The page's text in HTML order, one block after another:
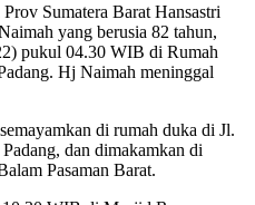
Sumatera Barat Hansastri
yang berusia 82 tahun,
pukul 04.30 WIB di Rumah
Hj Naimah meninggal
di rumah duka di Jl.
dan dimakamkan di
Pasaman Barat.